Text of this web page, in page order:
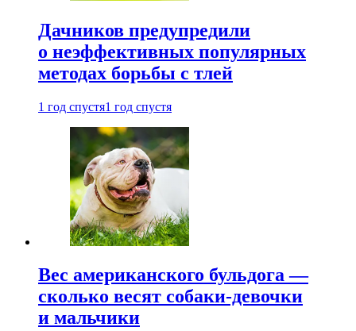
Дачников предупредили
о неэффективных популярных
методах борьбы с тлей
1 год спустя1 год спустя
Вес американского бульдога —
сколько весят собаки-девочки
и мальчики